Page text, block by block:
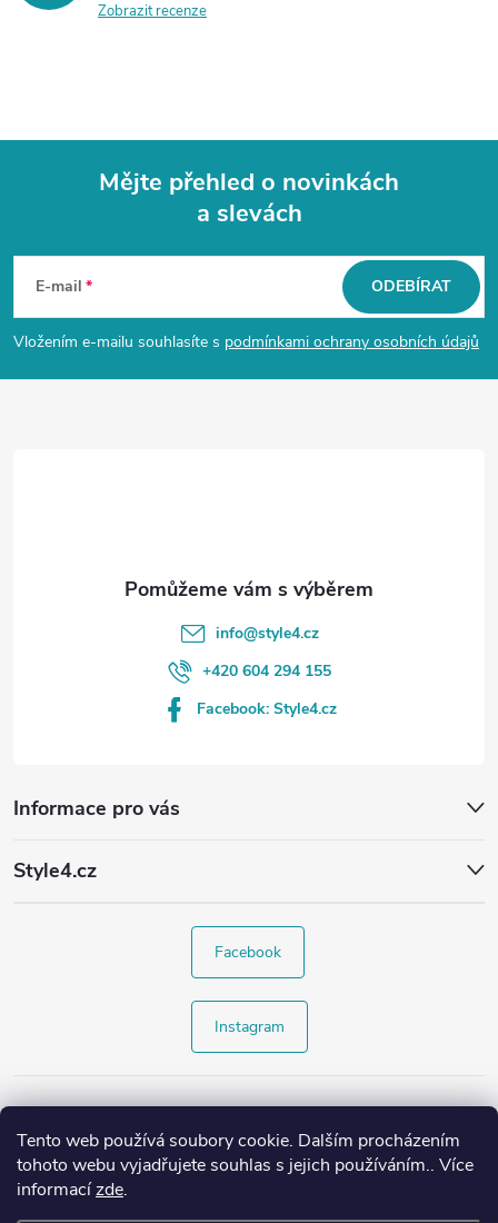
Tento web používá soubory cookie. Dalším procházením
tohoto webu vyjadřujete souhlas s jejich používáním.. Více
informacízde.
Zobrazit recenze
p
Mějte přehled o novinkách
a slevách
E-mail
Vložením e-mailu souhlasíte s podmínkami ochrany osobních údajů
ODEBÍRAT
Informace pro vás
Style4.cz
info@style4.cz
+420 604 294 155
Facebook: Style4.cz
Facebook
Instagram